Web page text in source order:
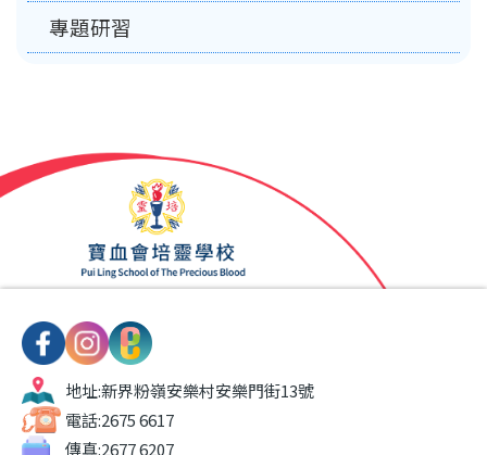
專題研習
地址:新界粉嶺安樂村安樂門街13號
電話:2675 6617
傳真:2677 6207